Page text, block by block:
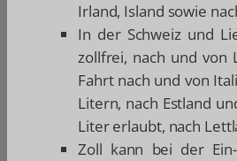
Irland, Island sowie
In der Schweiz und
zollfrei, nach und von
Fahrt nach und von
Litern, nach Estland
Liter erlaubt, nach
Zoll kann bei der